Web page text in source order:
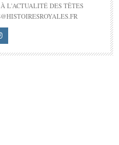
L'ACTUALITÉ DES TÊTES